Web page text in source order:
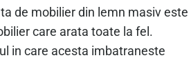
de mobilier din lemn masiv este
care arata toate la fel.
in care acesta imbatraneste